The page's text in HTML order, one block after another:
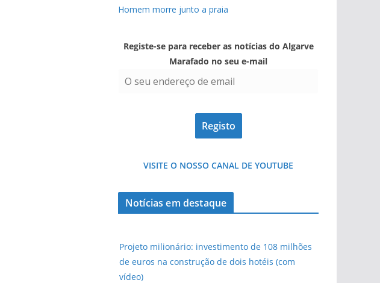
pub
Homem morre junto a praia
Registe-se para receber as notícias do Algarve
Marafado no seu e-mail
VISITE O NOSSO CANAL DE YOUTUBE
Notícias em destaque
Projeto milionário: investimento de 108 milhões
de euros na construção de dois hotéis (com
vídeo)